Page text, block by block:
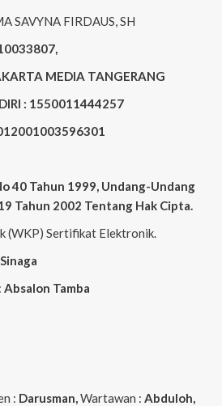
SAVYNA FIRDAUS, SH
MEDIA TANGERANG
: 1550011444257
40 Tahun 1999, Undang-Undang
Tahun 2002 Tentang Hak Cipta
(WKP) Sertifikat Elektronik.
Absalon Tamba
: Darusman, Wartawan : Abduloh,